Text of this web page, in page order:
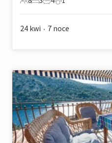
8 Goście
3 Sypialnie
4 Łazienki
1 Zwierzę domowe
24 kwi • 7 noce